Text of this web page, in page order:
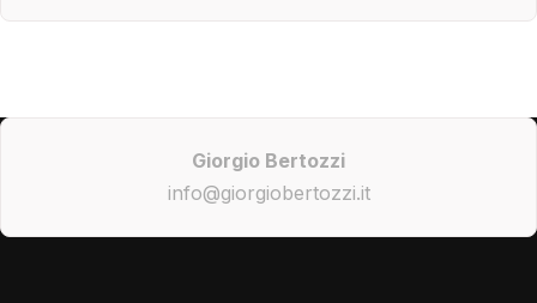
Giorgio Bertozzi
info@giorgiobertozzi.it